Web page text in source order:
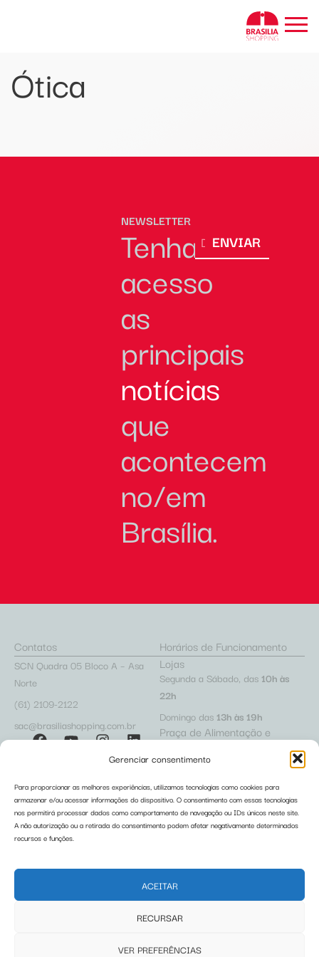
Gerenciar consentimento
Para proporcionar as melhores experiências, utilizamos tecnologias como cookies para
armazenar e/ou acessar informações do dispositivo. O consentimento com essas tecnologias
nos permitirá processar dados como comportamento de navegação ou IDs únicos neste site.
A não autorização ou a retirada do consentimento podem afetar negativamente determinados
recursos e funções.
ACEITAR
RECURSAR
VER PREFERÊNCIAS
Ótica
NEWSLETTER
Tenha
acesso
as
principais
notícias
que
acontecem
no/em
Brasília.
ENVIAR
Contatos
SCN Quadra 05 Bloco A – Asa
Norte
(61) 2109-2122
sac@brasiliashopping.com.br
Acesso LojistaTrabalhe Conosco
Políticas de Privacidade
Relatório de Igualdade Salarial
Regulamentos
Fraldário
Horários de Funcionamento
Lojas
Segunda a Sábado, das 10h às
22h
Domingo das 13h às 19h
Praça de Alimentação e
Cafeterias
Segunda a Sábado, das
Domingo das12h às 22h
Restaurantes
Segunda a Sábado, das10h às
Domingo das12h às 22h